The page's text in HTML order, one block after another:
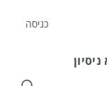
כניסה